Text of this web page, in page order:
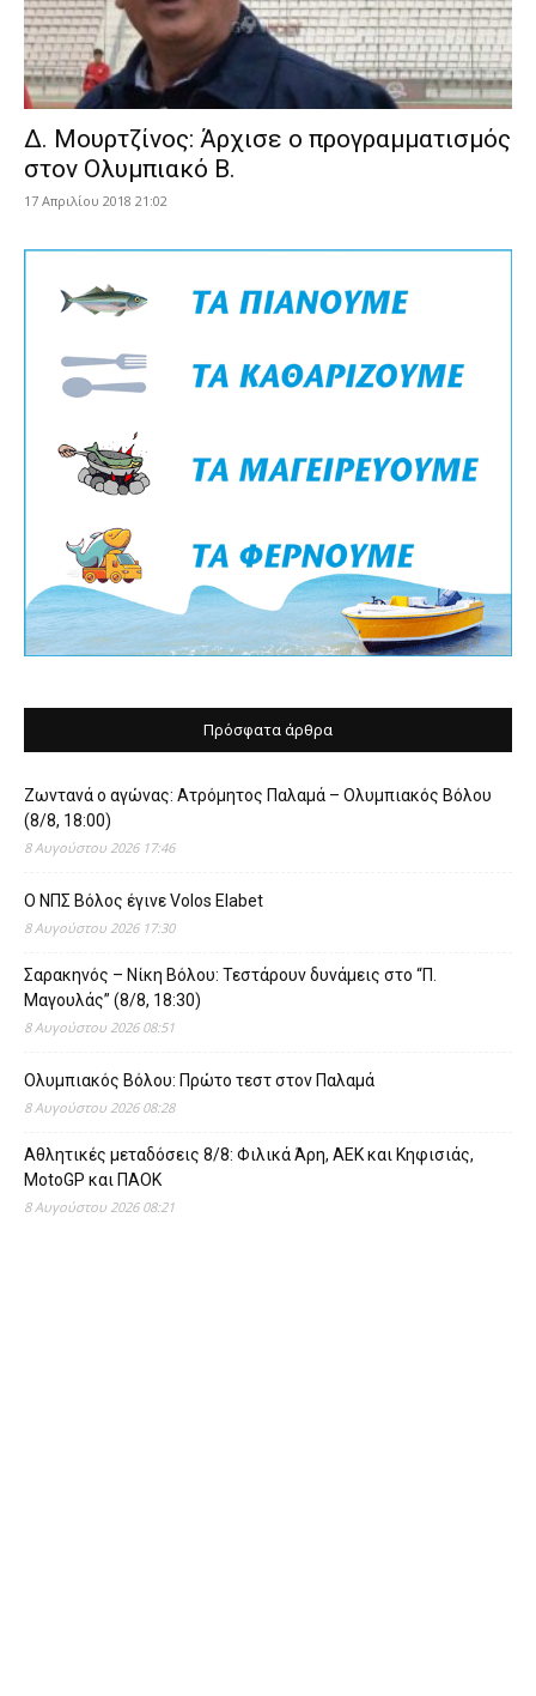
Δ. Μουρτζίνος: Άρχισε ο προγραμματισμός
στον Ολυμπιακό Β.
17 Απριλίου 2018 21:02
Πρόσφατα άρθρα
Ζωντανά ο αγώνας: Ατρόμητος Παλαμά – Ολυμπιακός Βόλου
(8/8, 18:00)
8 Αυγούστου 2026 17:46
O ΝΠΣ Βόλος έγινε Volos Elabet
8 Αυγούστου 2026 17:30
Σαρακηνός – Νίκη Βόλου: Τεστάρουν δυνάμεις στο “Π.
Μαγουλάς” (8/8, 18:30)
8 Αυγούστου 2026 08:51
Ολυμπιακός Βόλου: Πρώτο τεστ στον Παλαμά
8 Αυγούστου 2026 08:28
Αθλητικές μεταδόσεις 8/8: Φιλικά Άρη, ΑΕΚ και Κηφισιάς,
MotoGP και ΠΑΟΚ
8 Αυγούστου 2026 08:21